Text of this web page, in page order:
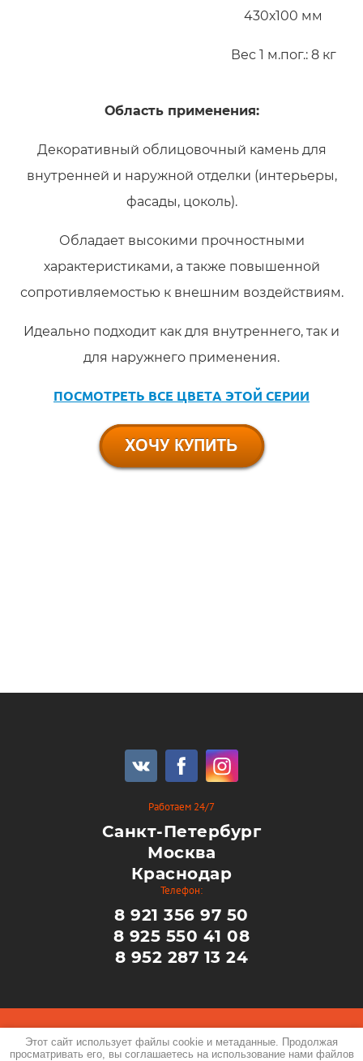
430х100 мм
Вес 1 м.пог.: 8 кг
Область применения:
Декоративный облицовочный камень для
внутренней и наружной отделки (интерьеры,
фасады, цоколь).
Обладает высокими прочностными
характеристиками, а также повышенной
сопротивляемостью к внешним воздействиям.
Идеально подходит как для внутреннего, так и
для наружнего применения.
ПОСМОТРЕТЬ ВСЕ ЦВЕТА ЭТОЙ СЕРИИ
Работаем 24/7
Санкт-Петербург
Москва
Краснодар
Телефон:
8 921 356 97 50
8 925 550 41 08
8 952 287 13 24
Copyright © 2013 - 2026
ООО "Клинкер Позитив"
Этот сайт использует файлы cookie и метаданные. Продолжая
просматривать его, вы соглашаетесь на использование нами файлов